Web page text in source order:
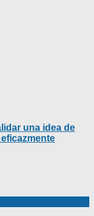
una idea de